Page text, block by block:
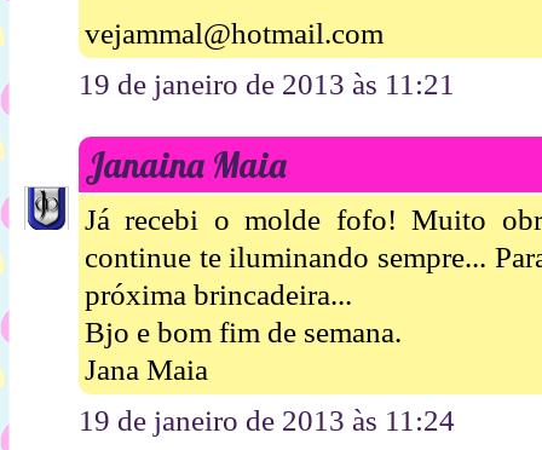
vejammal@hotmail.com
19 de janeiro de 2013 às 11:21
Janaina Maia
Já recebi o molde fofo! Muito
continue te iluminando sempre...
próxima brincadeira...
Bjo e bom fim de semana.
Jana Maia
19 de janeiro de 2013 às 11:24